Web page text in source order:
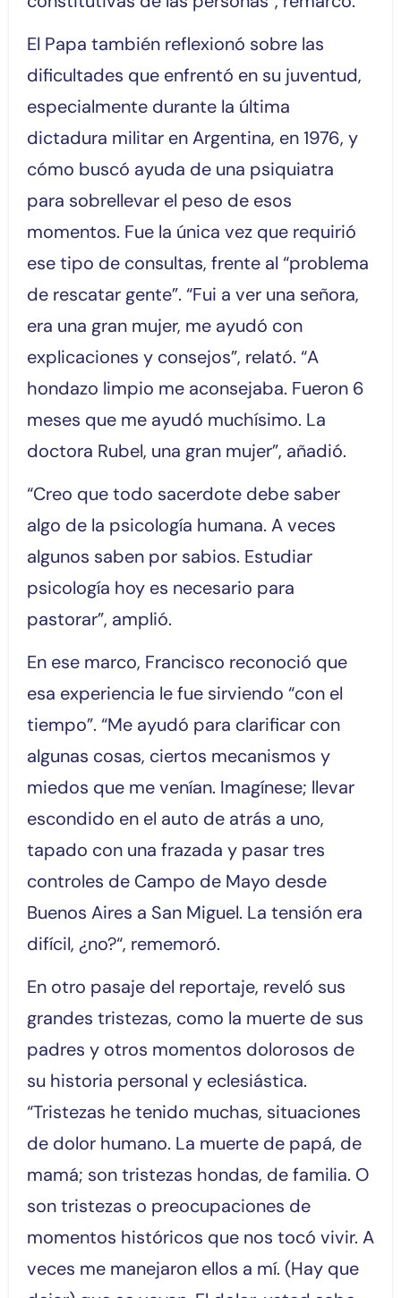
El Papa también reflexionó sobre las
dificultades que enfrentó en su juventud,
especialmente durante la última
dictadura militar en Argentina, en 1976, y
cómo buscó ayuda de una psiquiatra
para sobrellevar el peso de esos
momentos. Fue la única vez que requirió
ese tipo de consultas, frente al “problema
de rescatar gente”. “Fui a ver una señora,
era una gran mujer, me ayudó con
explicaciones y consejos”, relató. “A
hondazo limpio me aconsejaba. Fueron 6
meses que me ayudó muchísimo. La
doctora Rubel, una gran mujer”, añadió.
“Creo que todo sacerdote debe saber
algo de la psicología humana. A veces
algunos saben por sabios. Estudiar
psicología hoy es necesario para
pastorar”, amplió.
En ese marco, Francisco reconoció que
esa experiencia le fue sirviendo “con el
tiempo”. “Me ayudó para clarificar con
algunas cosas, ciertos mecanismos y
miedos que me venían. Imagínese; llevar
escondido en el auto de atrás a uno,
tapado con una frazada y pasar tres
controles de Campo de Mayo desde
Buenos Aires a San Miguel. La tensión era
difícil, ¿no?“, rememoró.
En otro pasaje del reportaje, reveló sus
grandes tristezas, como la muerte de sus
padres y otros momentos dolorosos de
su historia personal y eclesiástica.
“Tristezas he tenido muchas, situaciones
de dolor humano. La muerte de papá, de
mamá; son tristezas hondas, de familia. O
son tristezas o preocupaciones de
momentos históricos que nos tocó vivir. A
veces me manejaron ellos a mí. (Hay que